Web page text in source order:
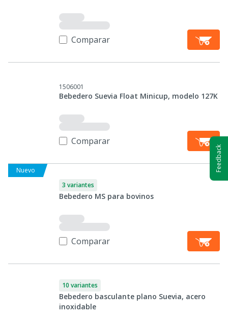
Comparar
1506001
Bebedero Suevia Float Minicup, modelo 127K
Comparar
Nuevo
3 variantes
Bebedero MS para bovinos
Comparar
10 variantes
Bebedero basculante plano Suevia, acero
inoxidable
Feedback